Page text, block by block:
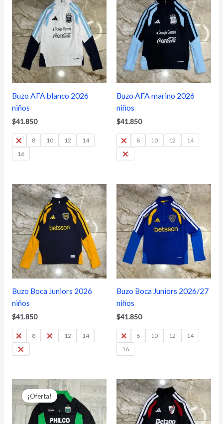
Buzo AFA blanco 2026
niños
$41.850
6 8 10 12
14
16
Buzo AFA marino 2026
niños
$41.850
6 8 10 12
14
16
Buzo Boca Juniors 2026
niños
$41.850
6 8 10 12
14
16
Buzo Boca Juniors 2026/27
niños
$41.850
6 8 10 12
14
16
¡Oferta!
El
precio
original
era:
$34.100.
El
precio
actual
es:
$24.800.